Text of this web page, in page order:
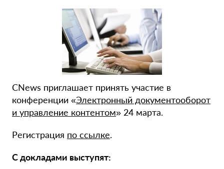
CNews приглашает принять участие в
конференции «Электронный документооборот
и управление контентом» 24 марта.
Регистрация по ссылке.
С докладами выступят: